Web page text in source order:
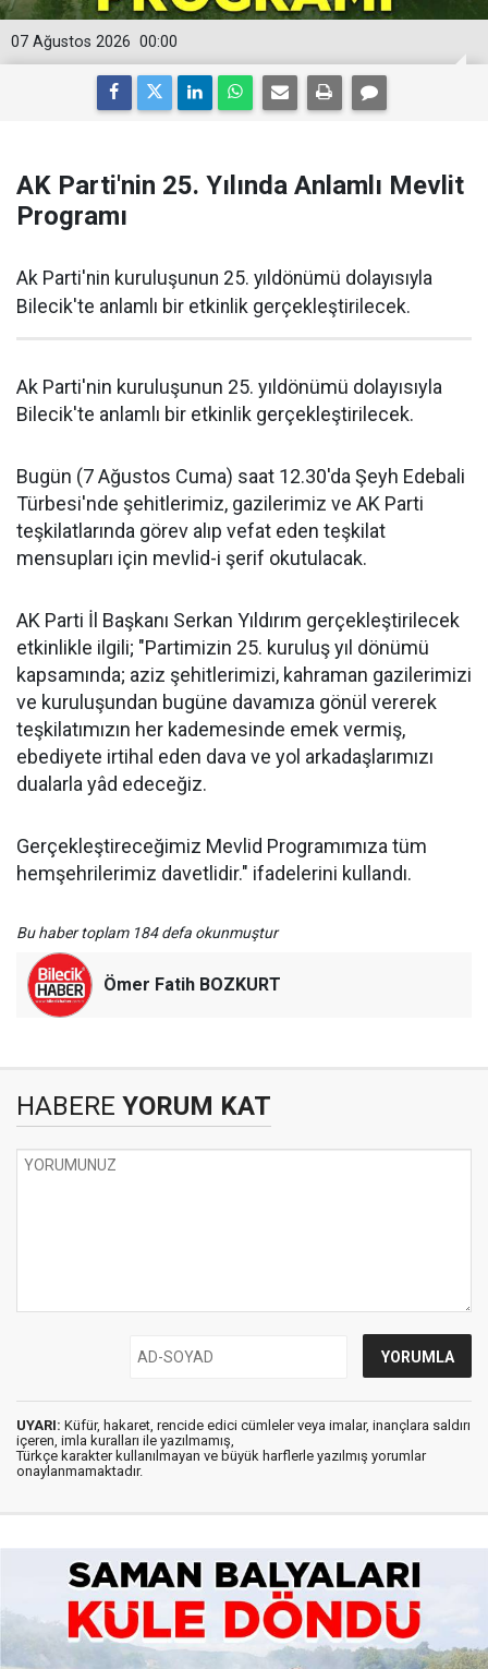
00:00
07 Ağustos 2026
AK Parti'nin 25. Yılında Anlamlı Mevlit
Programı
Ak Parti'nin kuruluşunun 25. yıldönümü dolayısıyla
Bilecik'te anlamlı bir etkinlik gerçekleştirilecek.
Ak Parti'nin kuruluşunun 25. yıldönümü dolayısıyla
Bilecik'te anlamlı bir etkinlik gerçekleştirilecek.
Bugün (7 Ağustos Cuma) saat 12.30'da Şeyh Edebali
Türbesi'nde şehitlerimiz, gazilerimiz ve AK Parti
teşkilatlarında görev alıp vefat eden teşkilat
mensupları için mevlid-i şerif okutulacak.
AK Parti İl Başkanı Serkan Yıldırım gerçekleştirilecek
etkinlikle ilgili; "Partimizin 25. kuruluş yıl dönümü
kapsamında; aziz şehitlerimizi, kahraman gazilerimizi
ve kuruluşundan bugüne davamıza gönül vererek
teşkilatımızın her kademesinde emek vermiş,
ebediyete irtihal eden dava ve yol arkadaşlarımızı
dualarla yâd edeceğiz.
Gerçekleştireceğimiz Mevlid Programımıza tüm
hemşehrilerimiz davetlidir." ifadelerini kullandı.
Bu haber toplam 184 defa okunmuştur
Ömer Fatih BOZKURT
HABERE YORUM KAT
UYARI: Küfür, hakaret, rencide edici cümleler veya imalar, inançlara saldırı
içeren, imla kuralları ile yazılmamış,
Türkçe karakter kullanılmayan ve büyük harflerle yazılmış yorumlar
onaylanmamaktadır.